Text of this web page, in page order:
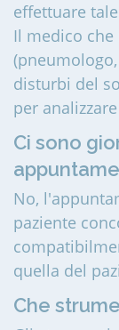
effettuare
Il medico
disturbi del
per
Ci sono
No,
paziente
quella del
Che